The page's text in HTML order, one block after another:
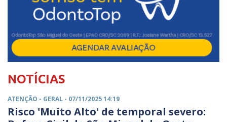
NOTÍCIAS
ATENÇÃO - GERAL - 07/11/2025 14:19
Risco 'Muito Alto' de temporal severo: